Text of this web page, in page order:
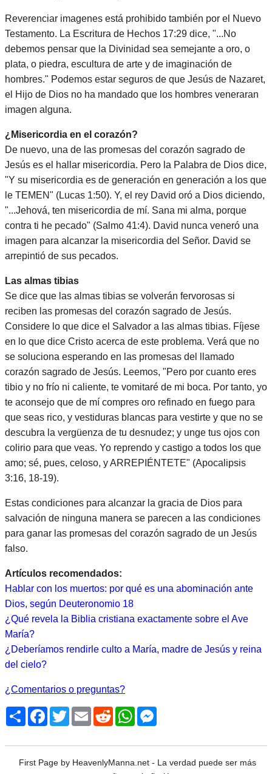
Reverenciar imagenes está prohibido también por el Nuevo
Testamento. La Escritura de Hechos 17:29 dice, "...No
debemos pensar que la Divinidad sea semejante a oro, o
plata, o piedra, escultura de arte y de imaginación de
hombres." Podemos estar seguros de que Jesús de Nazaret,
el Hijo de Dios no ha mandado que los hombres veneraran
imagen alguna.
¿Misericordia en el corazón?
De nuevo, una de las promesas del corazón sagrado de
Jesús es el hallar misericordia. Pero la Palabra de Dios dice,
"Y su misericordia es de generación en generación a los que
le TEMEN" (Lucas 1:50). Y, el rey David oró a Dios diciendo,
"...Jehová, ten misericordia de mí. Sana mi alma, porque
contra ti he pecado" (Salmo 41:4). David nunca veneró una
imagen para alcanzar la misericordia del Señor. David se
arrepintió de sus pecados.
Las almas tibias
Se dice que las almas tibias se volverán fervorosas si
reciben las promesas del corazón sagrado de Jesús.
Considere lo que dice el Salvador a las almas tibias. Fíjese
en lo que dice Cristo acerca de este problema. Verá que no
se soluciona esperando en las promesas del llamado
corazón sagrado de Jesús. Leemos, "Pero por cuanto eres
tibio y no frío ni caliente, te vomitaré de mi boca. Por tanto, yo
te aconsejo que de mí compres oro refinado en fuego para
que seas rico, y vestiduras blancas para vestirte y que no se
descubra la vergüenza de tu desnudez; y unge tus ojos con
colirio para que veas. Yo reprendo y castigo a todos los que
amo; sé, pues, celoso, y ARREPIÉNTETE" (Apocalipsis
3:16, 18-19).
Estas condiciones para alcanzar la gracia de Dios para
salvación de ninguna manera se parecen a las condiciones
para ganar las promesas del corazón sagrado de un Jesús
falso.
Artículos recomendados:
Hablar con los muertos: por qué es una abominación ante
Dios, según Deuteronomio 18
¿Qué revela la Biblia cristiana exactamente sobre el Ave
María?
¿Deberíamos rendirle culto a María, madre de Jesús y reina
del cielo?
¿Comentarios o preguntas?
ShareFacebook
TwitterEmailRedditWhatsApp
First Page by HeavenlyManna.net - La verdad puede ser más